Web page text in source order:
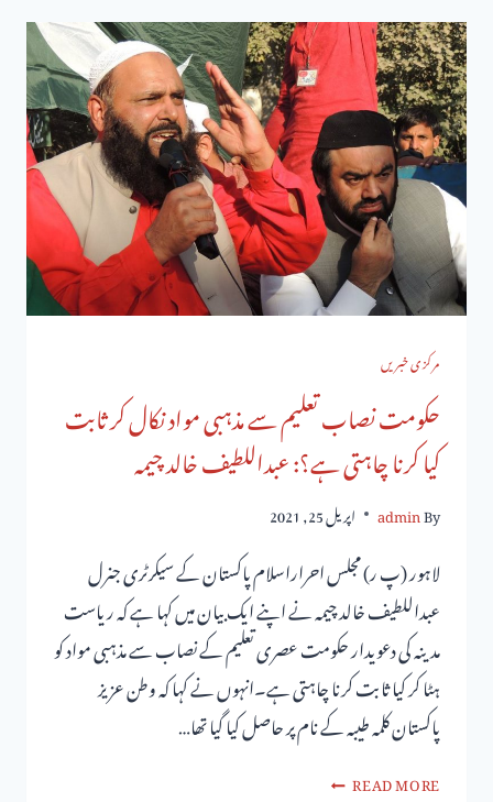
مرکزی خبریں
حکومت نصاب تعلیم سے مذہبی مواد نکال کر ثابت
کیا کرنا چاہتی ہے؟: عبداللطیف خالد چیمہ
By
admin اپریل 25, 2021
لاہور (پ ر) مجلس احراراسلام پاکستان کے سیکرٹری جنرل
عبداللطیف خالد چیمہ نے اپنے ایک بیان میں کہا ہے کہ ریاست
مدینہ کی دعویدار حکومت عصری تعلیم کے نصاب سے مذہبی مواد کو
ہٹا کر کیا ثابت کرنا چاہتی ہے۔انہوں نے کہا کہ وطن عزیز
پاکستان کلمہ طیبہ کے نام پر حاصل کیا گیا تھا…
READ MORE